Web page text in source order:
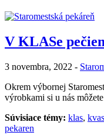
V KLASe
3 novembra, 2022 -
Okrem výbornej
výrobkami si u nás
Súvisiace témy: klas,
pekaren